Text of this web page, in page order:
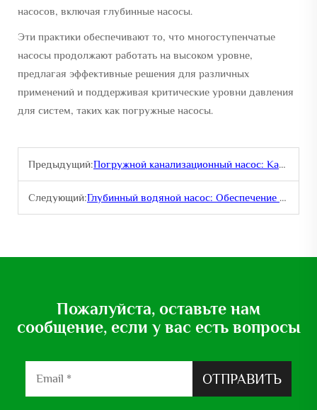
насосов, включая глубинные насосы.
Эти практики обеспечивают то, что многоступенчатые
насосы продолжают работать на высоком уровне,
предлагая эффективные решения для различных
применений и поддерживая критические уровни давления
для систем, таких как погружные насосы.
Предыдущий:Погружной канализационный насос: Как он справляется со сложными задачами по обработке сточных вод?
Следующий:Глубинный водяной насос: Обеспечение надежного водоснабжения с больших глубин
Пожалуйста, оставьте нам
сообщение, если у вас есть вопросы
ОТПРАВИТЬ